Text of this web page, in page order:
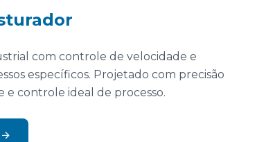
com controle de velocidade e
específicos. Projetado com precisão
e controle ideal de processo.